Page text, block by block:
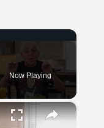
Now Playing
×